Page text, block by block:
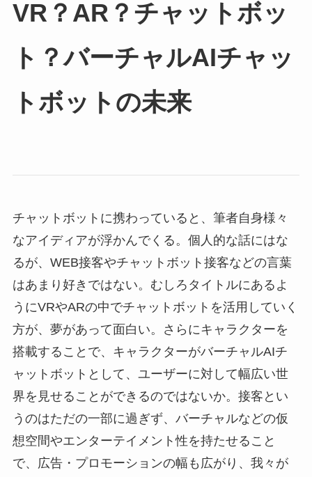
VR？AR？チャットボッ
ト？バーチャルAIチャッ
トボットの未来
チャットボットに携わっていると、筆者自身様々
なアイディアが浮かんでくる。個人的な話にはな
るが、WEB接客やチャットボット接客などの言葉
はあまり好きではない。むしろタイトルにあるよ
うにVRやARの中でチャットボットを活用していく
方が、夢があって面白い。さらにキャラクターを
搭載することで、キャラクターがバーチャルAIチ
ャットボットとして、ユーザーに対して幅広い世
界を見せることができるのではないか。接客とい
うのはただの一部に過ぎず、バーチャルなどの仮
想空間やエンターテイメント性を持たせること
で、広告・プロモーションの幅も広がり、我々が